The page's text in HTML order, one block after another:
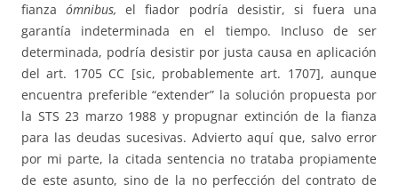
fianzaómnibus,el fiador podría desistir, si fuera una
garantía indeterminada en el tiempo. Incluso de ser
determinada, podría desistir por justa causa en aplicación
del art. 1705 CC [sic, probablemente art. 1707], aunque
encuentra preferible “extender” la solución propuesta por
la STS 23 marzo 1988 y propugnar extinción de la fianza
para las deudas sucesivas. Advierto aquí que, salvo error
por mi parte, la citada sentencia no trataba propiamente
de este asunto, sino de la no perfección del contrato de